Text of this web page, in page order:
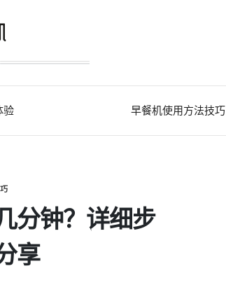
验 早餐机使用方法技巧
分钟？详细步
享